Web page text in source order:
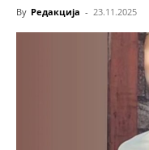
By Редакција - 23.11.2025